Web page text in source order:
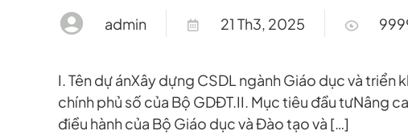
admin 21 Th3, 2025
I. Tên dự ánXây dựng CSDL ngành Giáo dục và triển
chính phủ số của Bộ GDĐT.II. Mục tiêu đầu tưNâng
điều hành của Bộ Giáo dục và Đào tạo và […]